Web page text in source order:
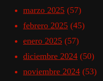
marzo 2025 (57)
febrero 2025 (45)
enero 2025 (57)
diciembre 2024 (50)
noviembre 2024 (53)